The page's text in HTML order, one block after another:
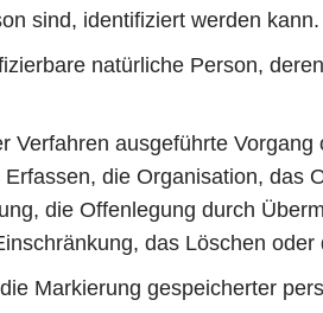
sind, identifiziert werden kann.
natürliche Person,
ausgeführte Vorgang
die Organisation, das
die Offenlegung durch
das Löschen oder
Markierung gespeicherter